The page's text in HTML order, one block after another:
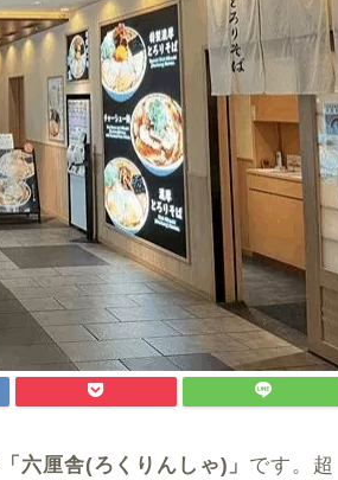
「六厘舎(ろくりんしゃ)」 です。超